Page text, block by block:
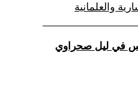
والعلمانية
في ليل صحراوي